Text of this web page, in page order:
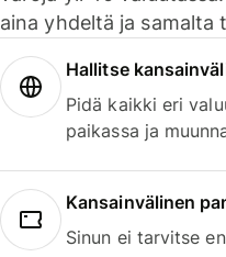
aina yhdeltä ja samalta
Hallitse
Pidä kaikki eri
paikassa ja
Kansainvälinen
Sinun ei tarvitse